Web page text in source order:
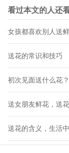
看过本文的人还
女孩都喜欢别人送
送花的常识和技巧
初次见面送什么花？
送女朋友鲜花，送
送花的含义，生活